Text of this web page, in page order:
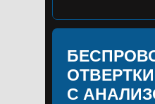
ОТВЕРТКИ
С